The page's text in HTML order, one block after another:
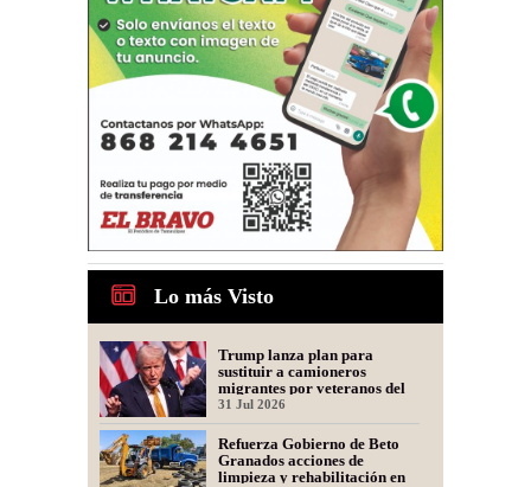
Lo más Visto
Trump lanza plan para
sustituir a camioneros
migrantes por veteranos del
Ejército
31 Jul 2026
Refuerza Gobierno de Beto
Granados acciones de
limpieza y rehabilitación en